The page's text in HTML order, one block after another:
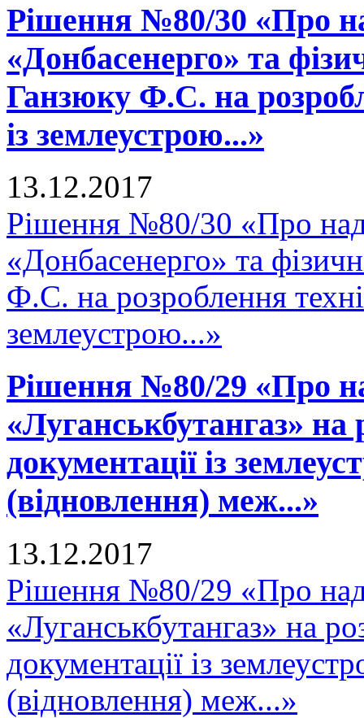
Рішення №80/30 «Про
«Донбасенерго» та
Ганзюку Ф.С. на
із землеустрою...»
13.12.2017
Рішення №80/30 «Про
«Донбасенерго» та
Ф.С. на розроблення
землеустрою...»
Рішення №80/29 «Про
«Луганськбутангаз» на
документації із
(відновлення) меж...»
13.12.2017
Рішення №80/29 «Про
«Луганськбутангаз» на
документації із
(відновлення) меж...»